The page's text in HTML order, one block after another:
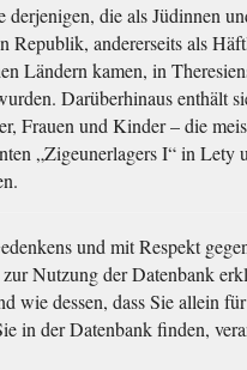
die als Jüdinnen
Republik, andererseits als
Ländern kamen, in
Darüberhinaus enthält
Frauen und Kinder – die
„Zigeunerlagers I“ in Lety
und mit Respekt
Nutzung der Datenbank
wie dessen, dass Sie allein
in der Datenbank finden,